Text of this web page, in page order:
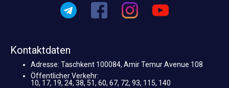
Kontaktdaten
Adresse: Taschkent 100084, Amir Temur Avenue 108
Öffentlicher Verkehr:
10, 17, 19, 24, 38, 51, 60, 67, 72, 93, 115, 140